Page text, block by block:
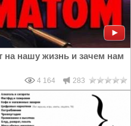
на нашу жизнь и зачем нам
4 164 283